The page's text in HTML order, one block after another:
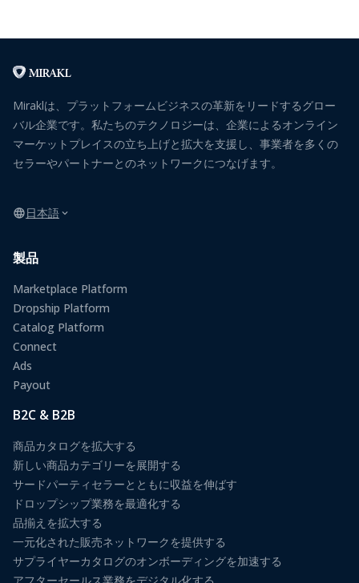
Miraklは、プラットフォームビジネスの革新をリードするグロー
バル企業です。私たちのテクノロジーは、企業によるオンライン
マーケットプレイスの立ち上げと拡大を支援し、事業者を多くの
セラーやパートナーとのネットワークにつなげます。
日本語
製品
Marketplace Platform
Dropship Platform
Catalog Platform
Connect
Ads
Payout
B2C & B2B
商品カタログを拡大する
新しい商品カテゴリーを展開する
サードパーティセラーとともに収益を伸ばす
ドロップシップ業務を最適化する
品揃えを拡大する
一元化された販売ネットワークを提供する
サプライヤーカタログのオンボーディングを加速する
アフターセールス業務をデジタル化する